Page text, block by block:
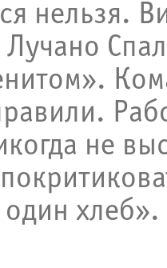
нельзя.
не
хлеб».